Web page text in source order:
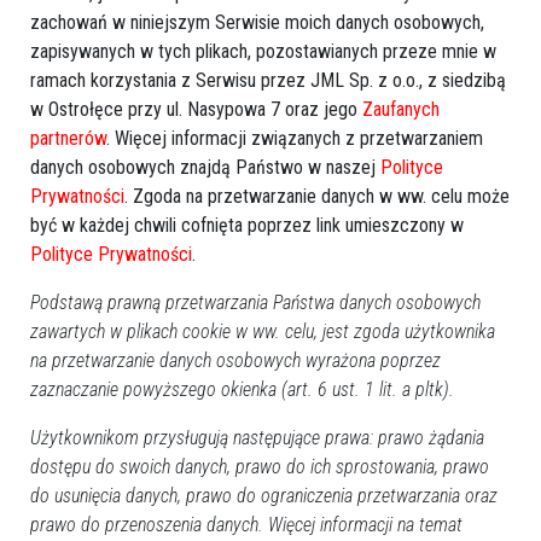
Zobacz również
zachowań w niniejszym Serwisie moich danych osobowych,
zapisywanych w tych plikach, pozostawianych przeze mnie w
ramach korzystania z Serwisu przez JML Sp. z o.o., z siedzibą
w Ostrołęce przy ul. Nasypowa 7 oraz jego Zaufanych
partnerów. Więcej informacji związanych z przetwarzaniem
danych osobowych znajdą Państwo w naszej Polityce
Prywatności. Zgoda na przetwarzanie danych w ww. celu może
być w każdej chwili cofnięta poprzez link umieszczony w
Polityce Prywatności.
Podstawą prawną przetwarzania Państwa danych osobowych
zawartych w plikach cookie w ww. celu, jest zgoda użytkownika
na przetwarzanie danych osobowych wyrażona poprzez
zaznaczanie powyższego okienka (art. 6 ust. 1 lit. a pltk).
Użytkownikom przysługują następujące prawa: prawo żądania
dostępu do swoich danych, prawo do ich sprostowania, prawo
do usunięcia danych, prawo do ograniczenia przetwarzania oraz
prawo do przenoszenia danych. Więcej informacji na temat